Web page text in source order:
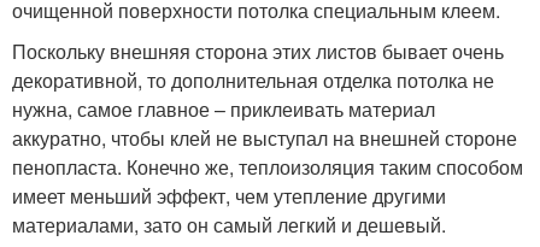
очищенной поверхности потолка специальным клеем.
Поскольку внешняя сторона этих листов бывает очень
декоративной, то дополнительная отделка потолка не
нужна, самое главное – приклеивать материал
аккуратно, чтобы клей не выступал на внешней стороне
пенопласта. Конечно же, теплоизоляция таким способом
имеет меньший эффект, чем утепление другими
материалами, зато он самый легкий и дешевый.